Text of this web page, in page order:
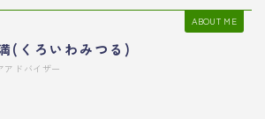
ABOUT ME
(くろいわみつる)
アドバイザー